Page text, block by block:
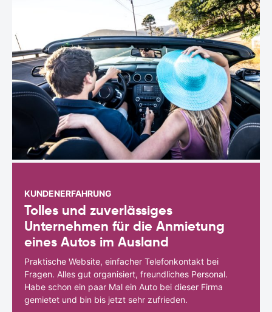
KUNDENERFAHRUNG
Tolles und zuverlässiges
Unternehmen für die Anmietung
eines Autos im Ausland
Praktische Website, einfacher Telefonkontakt bei
Fragen. Alles gut organisiert, freundliches Personal.
Habe schon ein paar Mal ein Auto bei dieser Firma
gemietet und bin bis jetzt sehr zufrieden.